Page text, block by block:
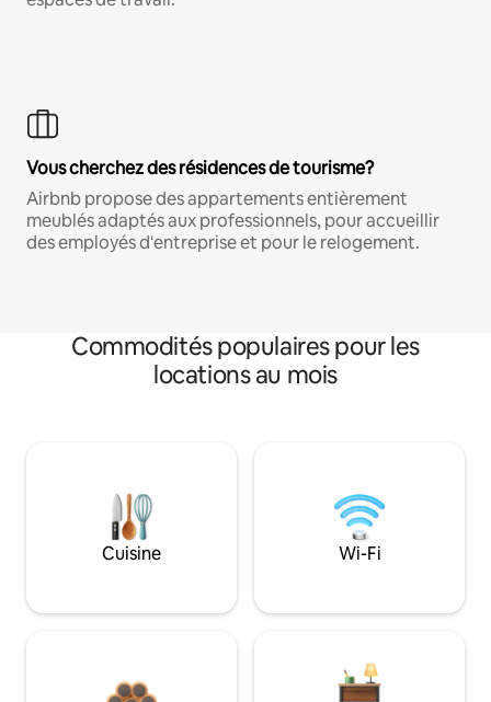
Vous cherchez des résidences de tourisme?
Airbnb propose des appartements entièrement
meublés adaptés aux professionnels, pour accueillir
des employés d'entreprise et pour le relogement.
Commodités populaires pour les
locations au mois
Cuisine Wi-Fi